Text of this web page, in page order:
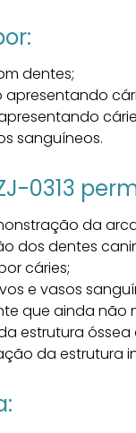
dentes;
apresentando
sanguíneos.
0313
da
dos dentes
cáries;
e vasos
que ainda não
estrutura
da estrutura